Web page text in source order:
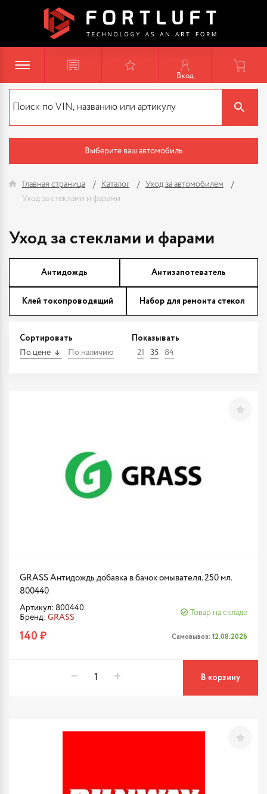
Вход
Выберите ваш автомобиль
Главная страница Каталог
Уход за автомобилем
Уход за стеклами и фарами
Уход за стеклами и фарами
Антидождь Антизапотеватель
Клей токопроводящий Набор для ремонта стекол
Сортировать
По цене По наличию
Показывать
21 35 84
GRASS Антидождь добавка в бачок омывателя. 250 мл.
800440
Артикул: 800440
Бренд: GRASS
Товар на складе
140 ₽ Самовывоз: 12.08.2026
В корзину